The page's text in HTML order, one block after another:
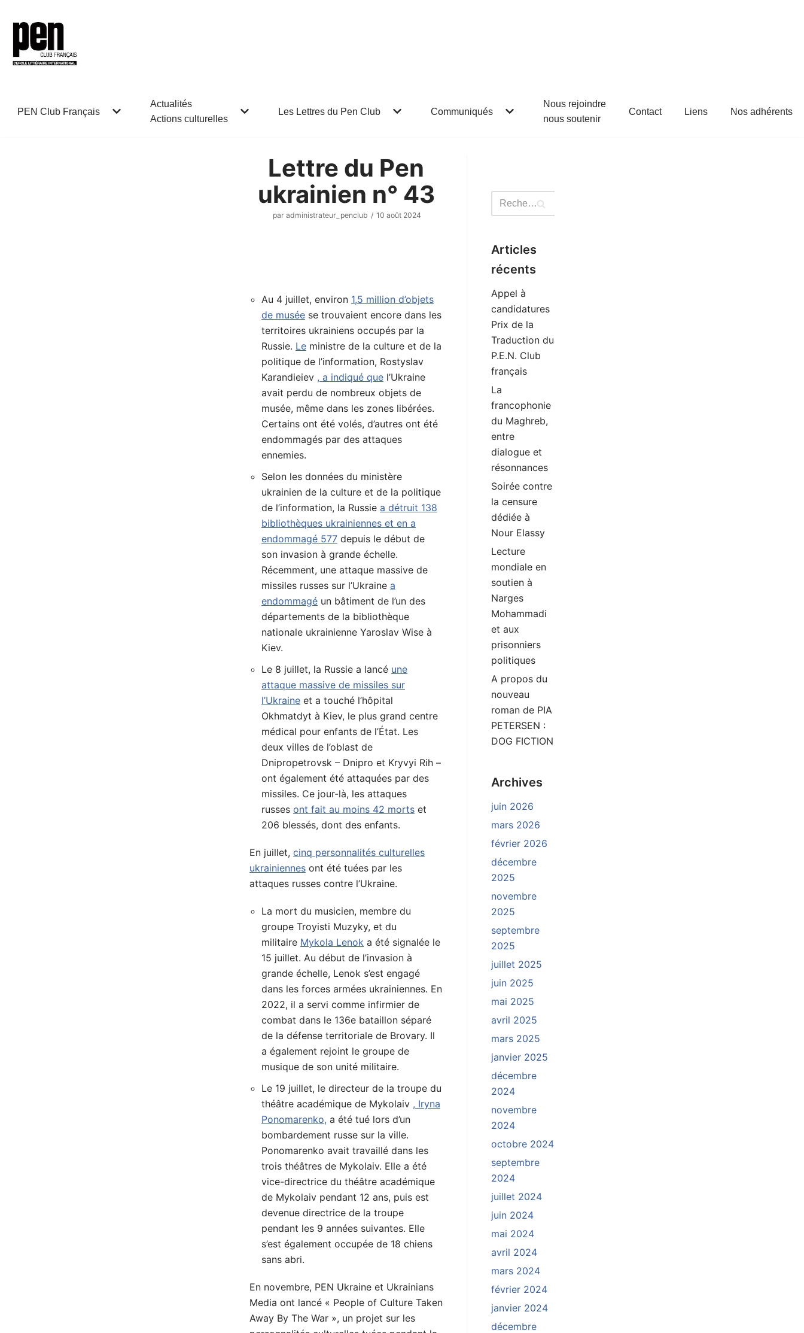
au
contenu
PEN Club Français
Actualités
Actions culturelles
Les Lettres du Pen Club Communiqués
Nous rejoindre
nous soutenir
Contact Liens Nos adhérents
Lettre du Pen
ukrainien n° 43
par administrateur_penclub 10 août 2024
Au 4 juillet, environ 1,5 million d’objets
de musée se trouvaient encore dans les
territoires ukrainiens occupés par la
Russie. Le ministre de la culture et de la
politique de l’information, Rostyslav
Karandieiev , a indiqué que l’Ukraine
avait perdu de nombreux objets de
musée, même dans les zones libérées.
Certains ont été volés, d’autres ont été
endommagés par des attaques
ennemies.
Selon les données du ministère
ukrainien de la culture et de la politique
de l’information, la Russie a détruit 138
bibliothèques ukrainiennes et en a
endommagé 577 depuis le début de
son invasion à grande échelle.
Récemment, une attaque massive de
missiles russes sur l’Ukraine a
endommagé un bâtiment de l’un des
départements de la bibliothèque
nationale ukrainienne Yaroslav Wise à
Kiev.
Le 8 juillet, la Russie a lancé une
attaque massive de missiles sur
l’Ukraine et a touché l’hôpital
Okhmatdyt à Kiev, le plus grand centre
médical pour enfants de l’État. Les
deux villes de l’oblast de
Dnipropetrovsk – Dnipro et Kryvyi Rih –
ont également été attaquées par des
missiles. Ce jour-là, les attaques
russes ont fait au moins 42 morts et
206 blessés, dont des enfants.
En juillet, cinq personnalités culturelles
ukrainiennes ont été tuées par les
attaques russes contre l’Ukraine.
La mort du musicien, membre du
groupe Troyisti Muzyky, et du
militaire Mykola Lenok a été signalée le
15 juillet. Au début de l’invasion à
grande échelle, Lenok s’est engagé
dans les forces armées ukrainiennes. En
2022, il a servi comme infirmier de
combat dans le 136e bataillon séparé
de la défense territoriale de Brovary. Il
a également rejoint le groupe de
musique de son unité militaire.
Le 19 juillet, le directeur de la troupe du
théâtre académique de Mykolaiv , Iryna
Ponomarenko, a été tué lors d’un
bombardement russe sur la ville.
Ponomarenko avait travaillé dans les
trois théâtres de Mykolaiv. Elle a été
vice-directrice du théâtre académique
de Mykolaiv pendant 12 ans, puis est
devenue directrice de la troupe
pendant les 9 années suivantes. Elle
s’est également occupée de 18 chiens
sans abri.
En novembre, PEN Ukraine et Ukrainians
Media ont lancé « People of Culture Taken
Away By The War », un projet sur les
Articles
récents
Appel à
candidatures
Prix de la
Traduction du
P.E.N. Club
français
La
francophonie
du Maghreb,
entre
dialogue et
résonnances
Soirée contre
la censure
dédiée à
Nour Elassy
Lecture
mondiale en
soutien à
Narges
Mohammadi
et aux
prisonniers
politiques
A propos du
nouveau
roman de PIA
PETERSEN :
DOG FICTION
Archives
juin 2026
mars 2026
février 2026
décembre
2025
novembre
2025
septembre
2025
juillet 2025
juin 2025
mai 2025
avril 2025
mars 2025
janvier 2025
décembre
2024
novembre
2024
octobre 2024
septembre
2024
juillet 2024
juin 2024
mai 2024
avril 2024
mars 2024
février 2024
janvier 2024
décembre